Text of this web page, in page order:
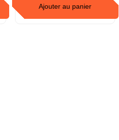
Ajouter au panier